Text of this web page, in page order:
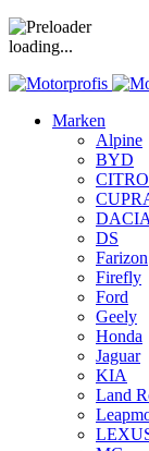
loading...
Marken
Alpine
BYD
DACIA
DS
Farizon
Firefly
Ford
Geely
Honda
Jaguar
KIA
Land